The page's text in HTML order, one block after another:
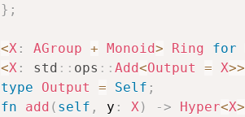
} ;
<X : AGroup + Monoid> Ring for
<X : std :: ops :: Add<Output = X>>
type
Output = Self ;
fn
add ( self , y : X) -> Hyper<X>